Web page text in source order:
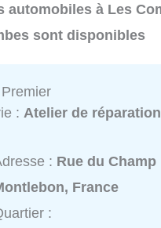
à Les
sont disponibles
: Atelier de
: Rue du Champ
France
: